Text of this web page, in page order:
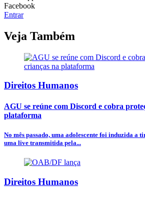
Facebook
Entrar
Veja Também
Direitos Humanos
AGU se reúne com Discord e cobra
plataforma
No mês passado, uma adolescente foi induzida
uma live transmitida pela...
Direitos Humanos